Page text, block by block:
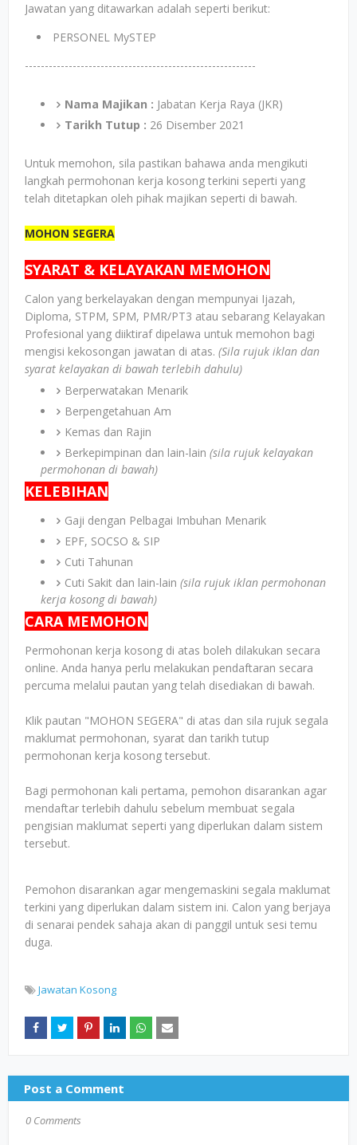
Jawatan yang ditawarkan adalah seperti berikut:
PERSONEL MySTEP
----------------------------------------------------------
Nama Majikan : Jabatan Kerja Raya (JKR)
Tarikh Tutup : 26 Disember 2021
Untuk memohon, sila pastikan bahawa anda mengikuti
langkah permohonan kerja kosong terkini seperti yang
telah ditetapkan oleh pihak majikan seperti di bawah.
MOHON SEGERA
SYARAT & KELAYAKAN MEMOHON
Calon yang berkelayakan dengan mempunyai Ijazah,
Diploma, STPM, SPM, PMR/PT3 atau sebarang Kelayakan
Profesional yang diiktiraf dipelawa untuk memohon bagi
mengisi kekosongan jawatan di atas. (Sila rujuk iklan dan
syarat kelayakan di bawah terlebih dahulu)
Berperwatakan Menarik
Berpengetahuan Am
Kemas dan Rajin
Berkepimpinan dan lain-lain (sila rujuk kelayakan
permohonan di bawah)
KELEBIHAN
Gaji dengan Pelbagai Imbuhan Menarik
EPF, SOCSO & SIP
Cuti Tahunan
Cuti Sakit dan lain-lain (sila rujuk iklan permohonan
kerja kosong di bawah)
CARA MEMOHON
Permohonan kerja kosong di atas boleh dilakukan secara
online. Anda hanya perlu melakukan pendaftaran secara
percuma melalui pautan yang telah disediakan di bawah.
Klik pautan "MOHON SEGERA" di atas dan sila rujuk segala
maklumat permohonan, syarat dan tarikh tutup
permohonan kerja kosong tersebut.
Bagi permohonan kali pertama, pemohon disarankan agar
mendaftar terlebih dahulu sebelum membuat segala
pengisian maklumat seperti yang diperlukan dalam sistem
tersebut.
Pemohon disarankan agar mengemaskini segala maklumat
terkini yang diperlukan dalam sistem ini. Calon yang berjaya
di senarai pendek sahaja akan di panggil untuk sesi temu
duga.
Jawatan Kosong
Post a Comment
0 Comments